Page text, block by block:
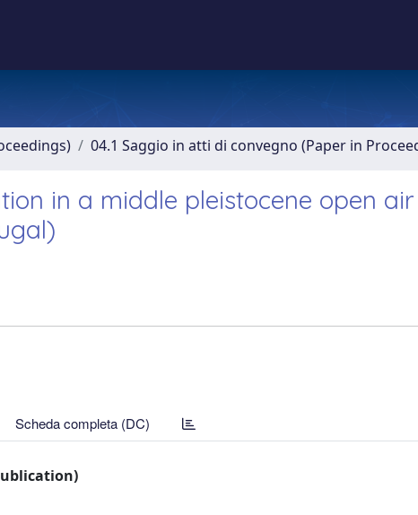
04.1 Saggio in atti di convegno (Paper in
in a middle pleistocene open
Scheda completa (DC)